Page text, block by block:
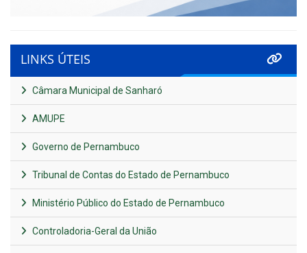
LINKS ÚTEIS
Câmara Municipal de Sanharó
AMUPE
Governo de Pernambuco
Tribunal de Contas do Estado de Pernambuco
Ministério Público do Estado de Pernambuco
Controladoria-Geral da União